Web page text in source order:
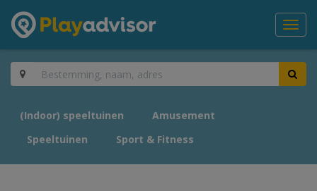
(Indoor) speeltuinen
Amusement
Speeltuinen
Sport & Fitness